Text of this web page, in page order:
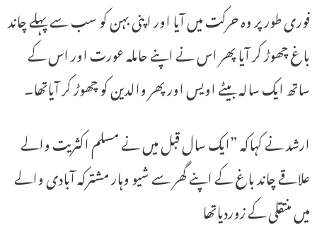
فوری طور پر وہ حرکت میں آیا اور اپنی بہن کو سب سے پہلے چاند
باغ چھوڑ کر آیا پھر اس نے اپنے حاملہ عورت اور اس کے
ساتھ ایک سالہ بیٹے اویس اور پھر والدین کو چھوڑ کر آیاتھا۔
ارشد نے کہاکہ ”ایک سال قبل میں نے مسلم اکثریت والے
علاقے چاند باغ کے اپنے گھر سے شیو وہار مشترکہ آبادی والے
میں منتقلی کے زوردیاتھا